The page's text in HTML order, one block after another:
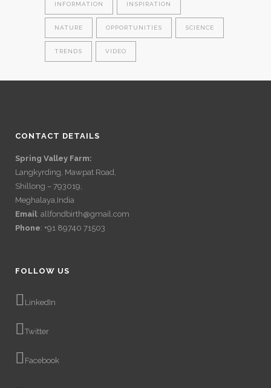
INFORMATION INSPIRATION
NATURE OPPORTUNITIES SCIENCE
TRENDS VIDEO
CONTACT DETAILS
Spring Valley Farm:
Langkyrding, Mawpat Road,
Shillong – 793019,
Meghalaya,India
Email: allfondbirth@gmail.com
Phone: +91 89740 71503
FOLLOW US
LinkedIn
Twitter
Facebook